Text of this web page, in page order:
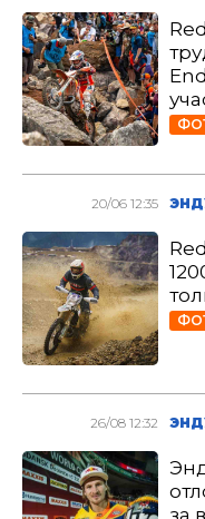
20/06 12:35
26/08 12:32
за